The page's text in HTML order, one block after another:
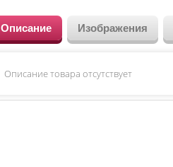
Описание Изображения
Описание товара отсутствует